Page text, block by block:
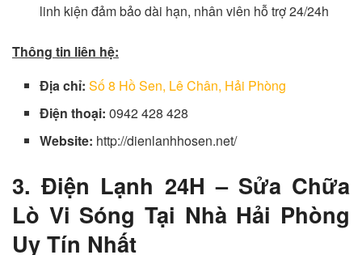
linh kiện đảm bảo dài hạn, nhân viên hỗ trợ 24/24h
Thông tin liên hệ:
Địa chỉ:Số 8 Hồ Sen, Lê Chân, Hải Phòng
Điện thoại:0942 428 428
Website: http://dienlanhhosen.net/
3. Điện Lạnh 24H – Sửa Chữa
Lò Vi Sóng Tại Nhà Hải Phòng
Uy Tín Nhất